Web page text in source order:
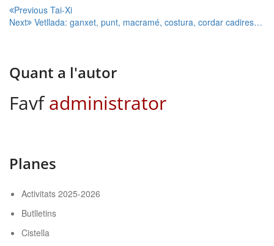
Navegació
d'entrades
Previous Tai-Xi
Next Vetllada: ganxet, punt, macramé, costura, cordar cadires…
Quant a l'autor
Favfadministrator
Planes
Activitats 2025-2026
Butlletins
Cistella